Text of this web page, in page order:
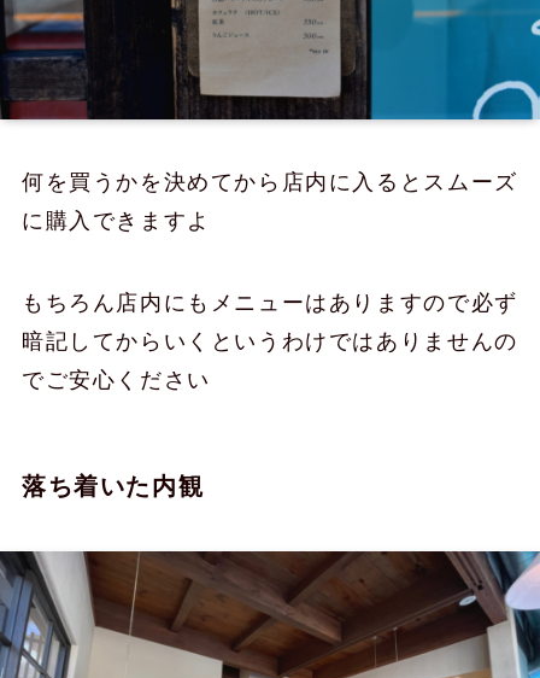
何を買うかを決めてから店内に入るとスムーズ
に購入できますよ
もちろん店内にもメニューはありますので必ず
暗記してからいくというわけではありませんの
でご安心ください
落ち着いた内観